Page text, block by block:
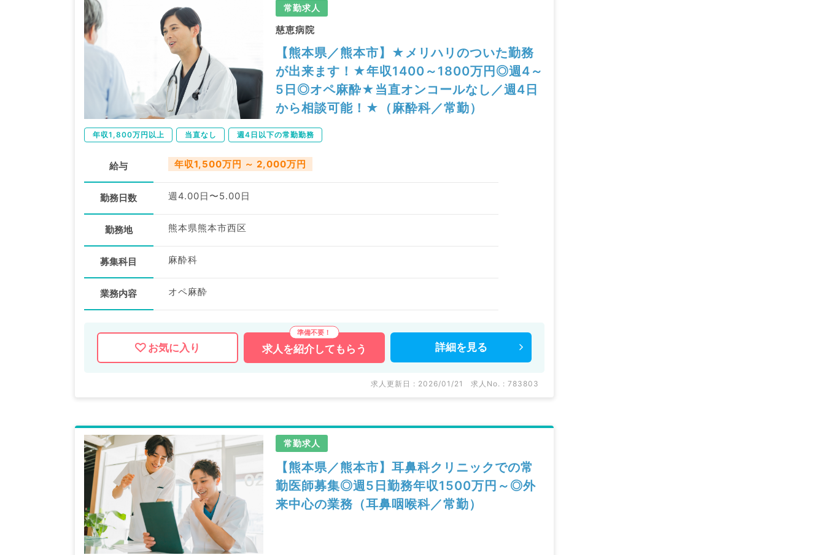
常勤求人
慈恵病院
【熊本県／熊本市】★メリハリのついた勤務
が出来ます！★年収1400～1800万円◎週4～
5日◎オペ麻酔★当直オンコールなし／週4日
から相談可能！★（麻酔科／常勤）
年収1,800万円以上 当直なし 週4日以下の常勤勤務
給与 年収1,500万円 ～ 2,000万円
勤務日数 週4.00日〜5.00日
勤務地 熊本県熊本市西区
募集科目 麻酔科
業務内容 オペ麻酔
お気に入り 求人を紹介してもらう 詳細を 見る
求人更新日 : 2026/01/21 求人No. : 783803
常勤求人
【熊本県／熊本市】耳鼻科クリニックでの常
勤医師募集◎週5日勤務年収1500万円～◎外
来中心の業務（耳鼻咽喉科／常勤）